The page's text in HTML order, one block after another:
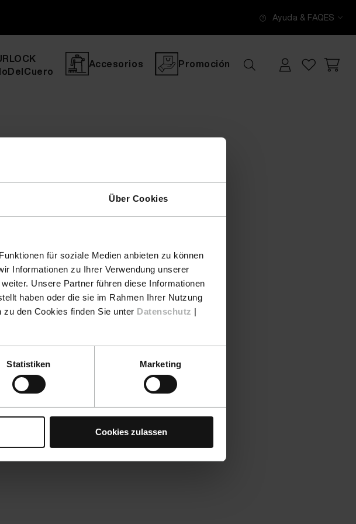
Über Cookies
für soziale Medien anbieten zu können
Informationen zu Ihrer Verwendung unserer
Unsere Partner führen diese Informationen
haben oder die sie im Rahmen Ihrer Nutzung
den Cookies finden Sie unter Datenschutz |
Statistiken Marketing
Cookies zulassen
Ayuda & FAQES
Accesorios Promoción